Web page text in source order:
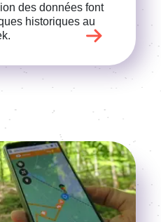
des données font
historiques au